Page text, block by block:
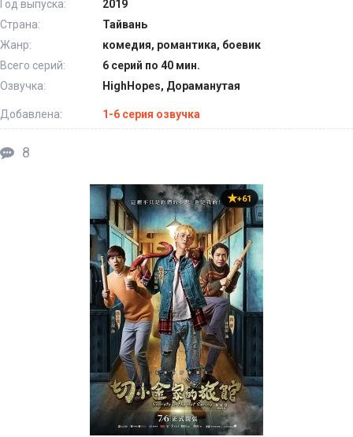
Год выпуска:
2019
Страна:
Тайвань
Жанр:
комедия, романтика, боевик
Всего серий:
6 серий по 40 мин.
Озвучка:
HighHopes, Дораманутая
Добавлена: 1-6 серия озвучка
8
+61